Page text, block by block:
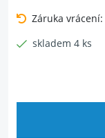
Záruka vrácení:
skladem 4 ks